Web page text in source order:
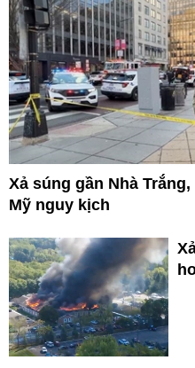
Xả súng gần Nhà
Mỹ nguy kịch